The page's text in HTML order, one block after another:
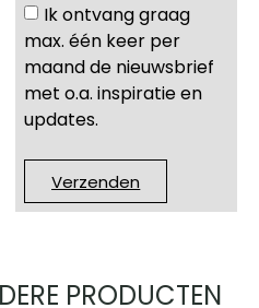
Ik ontvang graag
max. één keer per
maand de nieuwsbrief
met o.a. inspiratie en
updates.
Verzenden
PRODUCTEN